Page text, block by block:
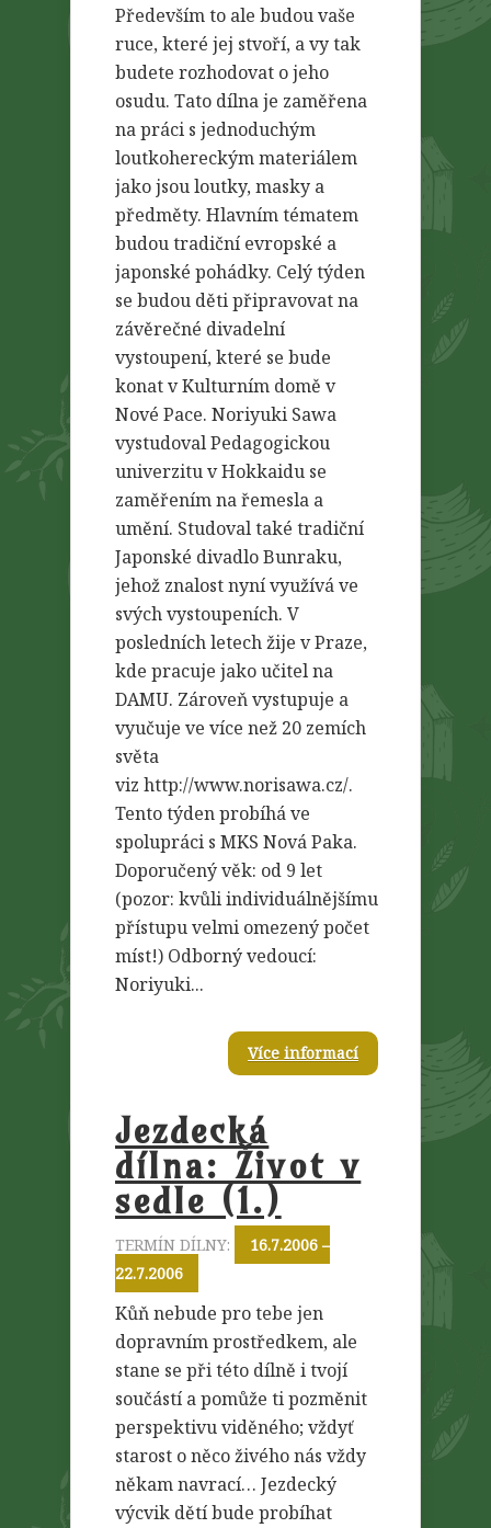
Především to ale budou vaše
ruce, které jej stvoří, a vy tak
budete rozhodovat o jeho
osudu. Tato dílna je zaměřena
na práci s jednoduchým
loutkohereckým materiálem
jako jsou loutky, masky a
předměty. Hlavním tématem
budou tradiční evropské a
japonské pohádky. Celý týden
se budou děti připravovat na
závěrečné divadelní
vystoupení, které se bude
konat v Kulturním domě v
Nové Pace. Noriyuki Sawa
vystudoval Pedagogickou
univerzitu v Hokkaidu se
zaměřením na řemesla a
umění. Studoval také tradiční
Japonské divadlo Bunraku,
jehož znalost nyní využívá ve
svých vystoupeních. V
posledních letech žije v Praze,
kde pracuje jako učitel na
DAMU. Zároveň vystupuje a
vyučuje ve více než 20 zemích
světa
viz http://www.norisawa.cz/.
Tento týden probíhá ve
spolupráci s MKS Nová Paka.
Doporučený věk: od 9 let
(pozor: kvůli individuálnějšímu
přístupu velmi omezený počet
míst!) Odborný vedoucí:
Noriyuki...
Více informací
Jezdecká
dílna: Život v
sedle (1.)
TERMÍN DÍLNY:
16.7.2006 –
22.7.2006
Kůň nebude pro tebe jen
dopravním prostředkem, ale
stane se při této dílně i tvojí
součástí a pomůže ti pozměnit
perspektivu viděného; vždyť
starost o něco živého nás vždy
někam navrací… Jezdecký
výcvik dětí bude probíhat